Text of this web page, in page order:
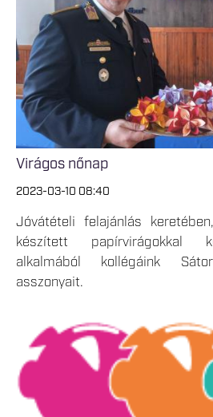
Virágos nőnap
2023-03-10 08:40
Jóvátételi felajánlás
készített papírvirágokkal
alkalmából kollégáink
asszonyait.